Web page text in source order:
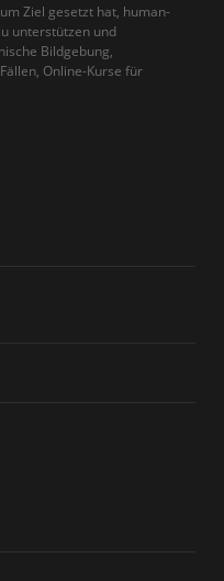
Ziel gesetzt hat, human-
unterstützen und
Bildgebung,
Online-Kurse für